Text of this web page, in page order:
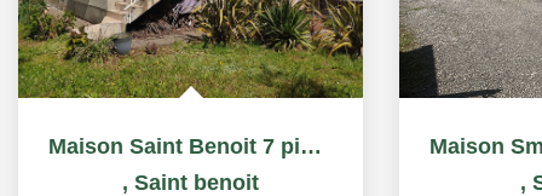
Maison Saint Benoit 7 pièce(s) 160 m2
, Saint benoit ,